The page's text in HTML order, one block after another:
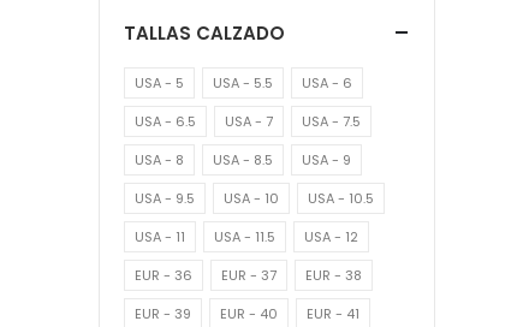
TALLAS CALZADO
USA - 5 USA - 5.5
USA - 6
USA - 6.5
USA - 7
USA - 7.5
USA - 8
USA - 8.5
USA - 9
USA - 9.5
USA - 10
USA - 10.5
USA - 11
USA - 11.5
USA - 12
EUR - 36
EUR - 37
EUR - 38
EUR - 39
EUR - 40
EUR - 41